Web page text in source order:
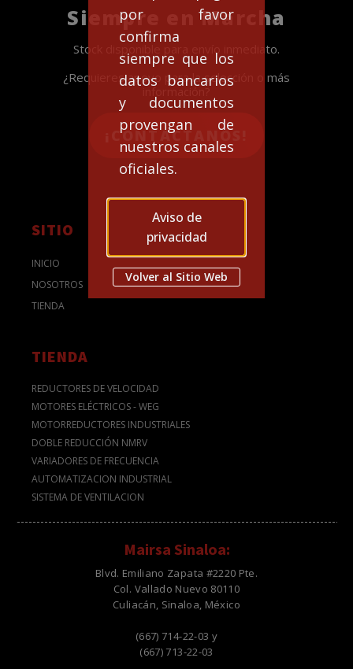
por favor
confirma
siempre que los
datos bancarios
y documentos
provengan de
nuestros canales
oficiales.
Aviso de
privacidad
Volver al Sitio Web
Siempre en Marcha
Stock disponible para envío inmediato.
¿Requieres apoyo para la selección o más
¡CONTACTANOS!
SITIO
INICIO
NOSOTROS
TIENDA
TIENDA
REDUCTORES DE VELOCIDAD
MOTORES ELÉCTRICOS - WEG
MOTORREDUCTORES INDUSTRIALES
DOBLE REDUCCIÓN NMRV
VARIADORES DE FRECUENCIA
AUTOMATIZACION INDUSTRIAL
SISTEMA DE VENTILACION
Mairsa Sinaloa:
Blvd. Emiliano Zapata #2220 Pte.
Col. Vallado Nuevo 80110
Culiacán, Sinaloa, México
(667) 714-22-03 y
(667) 713-22-03